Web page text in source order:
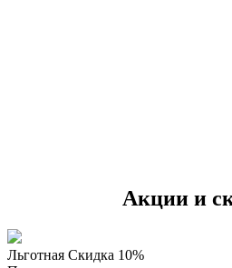
Акции и
Льготная Скидка 10%